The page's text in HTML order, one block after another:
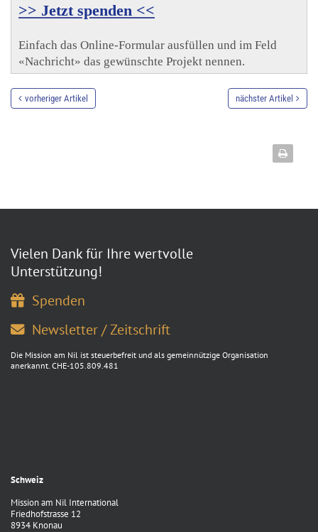
>> Jetzt spenden <<
Einfach das Online-Formular ausfüllen und im Feld
«Nachricht» das gewünschte Projekt nennen.
vorheriger Artikel nächster Artikel
Vielen Dank für Ihre wertvolle
Unterstützung!
Spenden
Newsletter / Zeitschrift
Die Mission am Nil ist steuerbefreit und als gemeinnützige Organisation
anerkannt. CHE-105.809.481
Schweiz
Mission am Nil International
Friedhofstrasse 12
8934 Knonau